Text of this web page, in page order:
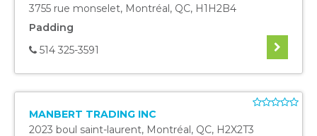
3755 rue monselet, Montréal, QC, H1H2B4
Padding
514 325-3591
MANBERT TRADING INC
2023 boul saint-laurent, Montréal, QC, H2X2T3